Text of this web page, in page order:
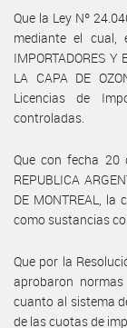
Que la Ley Nº
mediante el cual,
IMPORTADORES Y
LA CAPA DE
Licencias de
controladas.
Que con fecha 20
REPUBLICA
DE MONTREAL,
como sustancias
Que por la
aprobaron
cuanto al sistema
de las cuotas de